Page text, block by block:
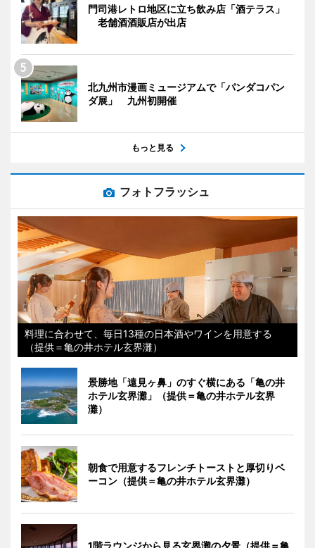
門司港レトロ地区に立ち飲み店「酒テラス」
老舗酒酒販店が出店
北九州市漫画ミュージアムで「パンダコパン
ダ展」 九州初開催
もっと見る
フォトフラッシュ
料理に合わせて、毎日13種の日本酒やワインを用意する
（提供＝亀の井ホテル玄界灘）
景勝地「遠見ヶ鼻」のすぐ横にある「亀の井
ホテル玄界灘」（提供＝亀の井ホテル玄界
灘）
朝食で用意するフレンチトーストと厚切りベ
ーコン（提供＝亀の井ホテル玄界灘）
1階ラウンジから見る玄界灘の夕景（提供＝亀